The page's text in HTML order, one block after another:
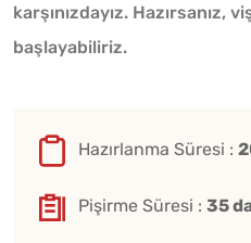
karşınızdayız. Hazırsanız,
başlayabiliriz.
Hazırlanma Süresi :
Pişirme Süresi : 35